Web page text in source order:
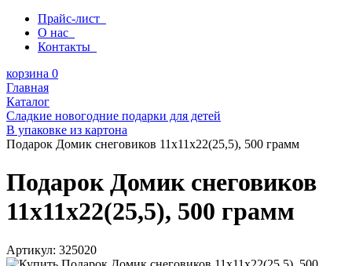
Прайс-лист
О нас
Контакты
корзина 0
Главная
Каталог
Сладкие новогодние подарки для детей
В упаковке из картона
Подарок Домик снеговиков 11х11х22(25,5), 500 грамм
Подарок Домик снеговиков
11х11х22(25,5), 500 грамм
Артикул: 325020